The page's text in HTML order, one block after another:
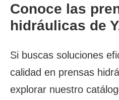
Conoce las
hidráulicas de
Si buscas soluciones
calidad en prensas
explorar nuestro